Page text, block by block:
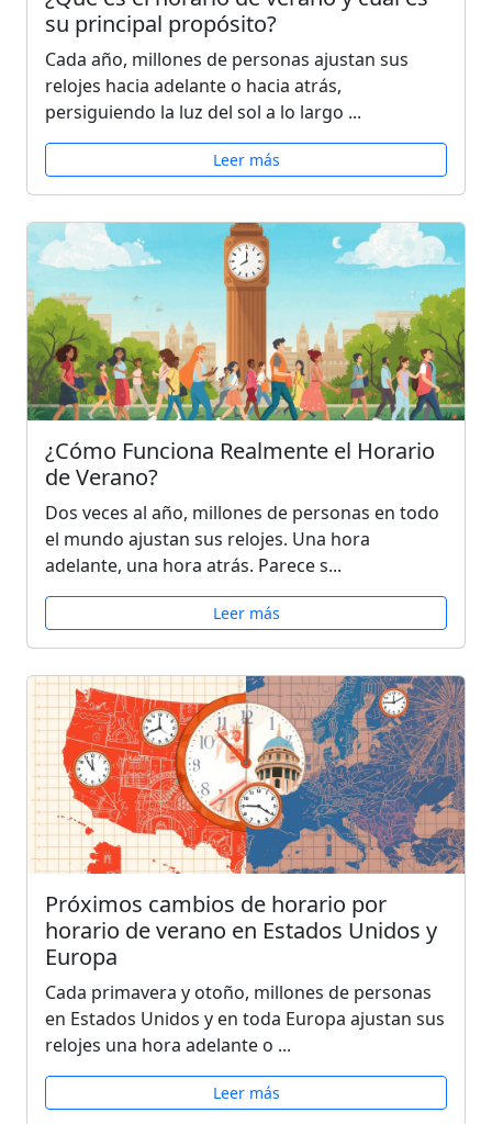
su principal propósito?
Cada año, millones de personas ajustan sus
relojes hacia adelante o hacia atrás,
persiguiendo la luz del sol a lo largo ...
Leer más
¿Cómo Funciona Realmente el Horario
de Verano?
Dos veces al año, millones de personas en todo
el mundo ajustan sus relojes. Una hora
adelante, una hora atrás. Parece s...
Leer más
Próximos cambios de horario por
horario de verano en Estados Unidos y
Europa
Cada primavera y otoño, millones de personas
en Estados Unidos y en toda Europa ajustan sus
relojes una hora adelante o ...
Leer más